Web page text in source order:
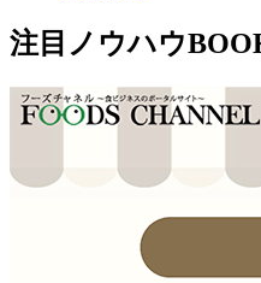
注目ノウハウ